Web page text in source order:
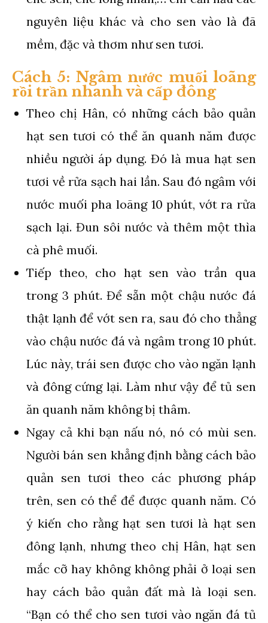
nguyên liệu khác và cho sen vào là đã
mềm, đặc và thơm như sen tươi.
Cách 5: Ngâm nước muối loãng
rồi trần nhanh và cấp đông
Theo chị Hân, có những cách bảo quản
hạt sen tươi có thể ăn quanh năm được
nhiều người áp dụng. Đó là mua hạt sen
tươi về rửa sạch hai lần. Sau đó ngâm với
nước muối pha loãng 10 phút, vớt ra rửa
sạch lại. Đun sôi nước và thêm một thìa
cà phê muối.
Tiếp theo, cho hạt sen vào trần qua
trong 3 phút. Để sẵn một chậu nước đá
thật lạnh để vớt sen ra, sau đó cho thẳng
vào chậu nước đá và ngâm trong 10 phút.
Lúc này, trái sen được cho vào ngăn lạnh
và đông cứng lại. Làm như vậy để tủ sen
ăn quanh năm không bị thâm.
Ngay cả khi bạn nấu nó, nó có mùi sen.
Người bán sen khẳng định bằng cách bảo
quản sen tươi theo các phương pháp
trên, sen có thể để được quanh năm. Có
ý kiến ​​cho rằng hạt sen tươi là hạt sen
đông lạnh, nhưng theo chị Hân, hạt sen
mắc cỡ hay không không phải ở loại sen
hay cách bảo quản đất mà là loại sen.
“Bạn có thể cho sen tươi vào ngăn đá tủ